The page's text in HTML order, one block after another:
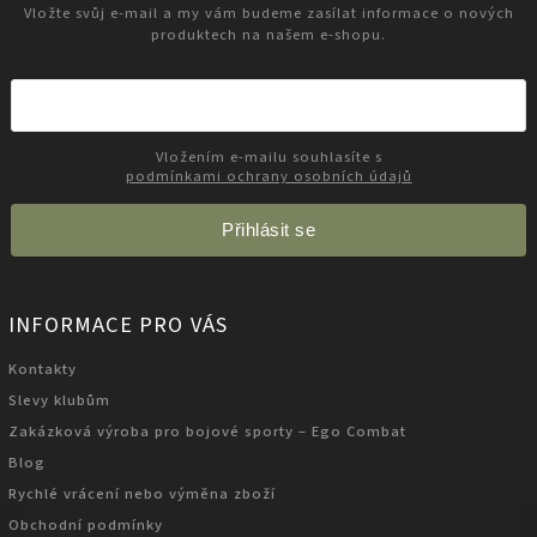
Vložte svůj e-mail a my vám budeme zasílat informace o nových
produktech na našem e-shopu.
podmínkami ochrany osobních údajů
Přihlásit se
INFORMACE PRO VÁS
Kontakty
Slevy klubům
Zakázková výroba pro bojové sporty – Ego Combat
Blog
Rychlé vrácení nebo výměna zboží
Obchodní podmínky